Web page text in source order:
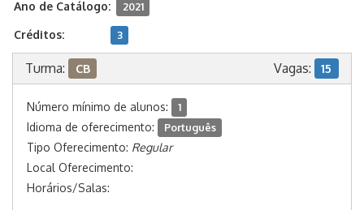
Ano de Catálogo: 2021
Créditos: 3
Turma: CB Vagas: 15
Número mínimo de alunos: 1
Idioma de oferecimento: Português
Tipo Oferecimento: Regular
Local Oferecimento:
Horários/Salas: